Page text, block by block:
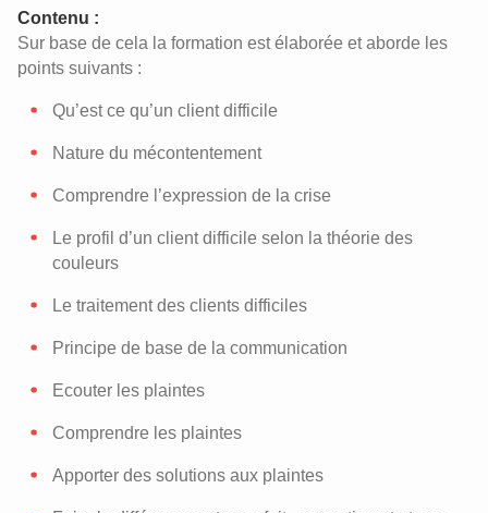
Contenu :
Sur base de cela la formation est élaborée et aborde les
points suivants :
Qu’est ce qu’un client difficile
Nature du mécontentement
Comprendre l’expression de la crise
Le profil d’un client difficile selon la théorie des
couleurs
Le traitement des clients difficiles
Principe de base de la communication
Ecouter les plaintes
Comprendre les plaintes
Apporter des solutions aux plaintes